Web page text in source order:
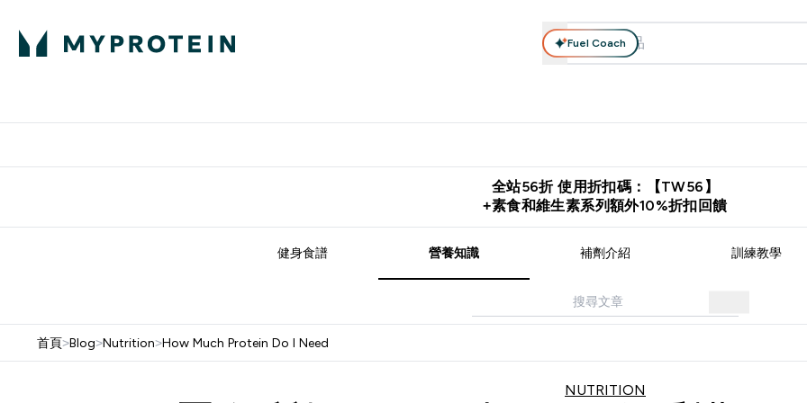
Fuel Coach
全站56折 使用折扣碼：【TW56】
+素食和維生素系列額外10%折扣回饋
健身食譜 營養知識 補劑介紹 訓練教學
首頁>Blog>Nutrition>How Much Protein Do I Need
NUTRITION